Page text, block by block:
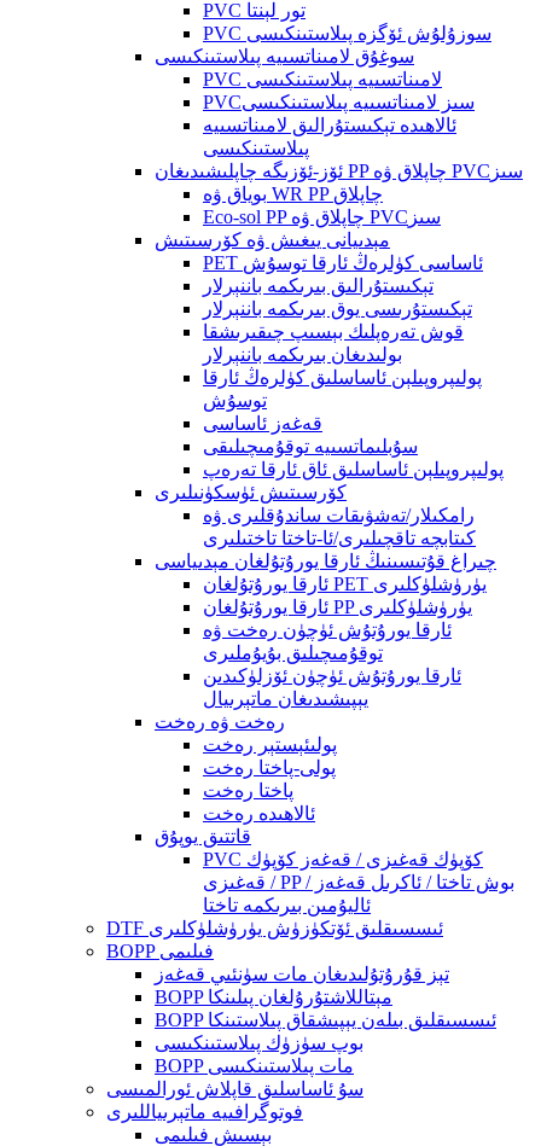
PVC تور لېنتا
PVC سوزۇلۇش ئۆگزە پىلاستىنكىسى
سوغۇق لامىناتسىيە پىلاستىنكىسى
PVC لامىناتسىيە پىلاستىنكىسى
PVCسىز لامىناتسىيە پىلاستىنكىسى
ئالاھىدە تېكىستۇرالىق لامىناتسىيە
پىلاستىنكىسى
ئۆز-ئۆزىگە چاپلىشىدىغان PP چاپلاق ۋە PVCسىز
بوياق ۋە WR PP چاپلاق
Eco-sol PP چاپلاق ۋە PVCسىز
مېدىيانى يىغىش ۋە كۆرسىتىش
PET ئاساسى كۈلرەڭ ئارقا توسۇش
تېكىستۇرالىق بىرىكمە باننېرلار
تېكىستۇرىسى يوق بىرىكمە باننېرلار
قوش تەرەپلىك بېسىپ چىقىرىشقا
بولىدىغان بىرىكمە باننېرلار
پولىپروپىلېن ئاساسلىق كۈلرەڭ ئارقا
توسۇش
قەغەز ئاساسى
سۇبلىماتسىيە توقۇمىچىلىقى
پولىپروپىلېن ئاساسلىق ئاق ئارقا تەرەپ
كۆرسىتىش ئۈسكۈنىلىرى
رامكىلار/تەشۋىقات ساندۇقلىرى ۋە
كىتابچە تاقچىلىرى/ئا-تاختا تاختىلىرى
چىراغ قۇتىسىنىڭ ئارقا يورۇتۇلغان مېدىياسى
ئارقا يورۇتۇلغان PET يۈرۈشلۈكلىرى
ئارقا يورۇتۇلغان PP يۈرۈشلۈكلىرى
ئارقا يورۇتۇش ئۈچۈن رەخت ۋە
توقۇمىچىلىق بۇيۇملىرى
ئارقا يورۇتۇش ئۈچۈن ئۆزلۈكىدىن
يېپىشىدىغان ماتېرىيال
رەخت ۋە رەخت
پولىئېستېر رەخت
پولى-پاختا رەخت
پاختا رەخت
ئالاھىدە رەخت
قاتتىق يوپۇق
PVC كۆپۈك قەغىزى / قەغەز كۆپۈك
قەغىزى / PP بوش تاختا / ئاكرىل قەغەز /
ئاليۇمىن بىرىكمە تاختا
DTF ئىسسىقلىق ئۆتكۈزۈش يۈرۈشلۈكلىرى
BOPP فىلىمى
تېز قۇرۇتۇلىدىغان مات سۈنئىي قەغەز
BOPP مېتاللاشتۇرۇلغان پىلىنكا
BOPP ئىسسىقلىق بىلەن يېپىشقاق پىلاستىنكا
بوپ سۈزۈك پىلاستىنكىسى
BOPP مات پىلاستىنكىسى
سۇ ئاساسلىق قاپلاش ئورالمىسى
فوتوگرافىيە ماتېرىياللىرى
بېسىش فىلىمى